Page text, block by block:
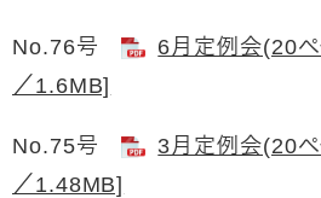
No.76号
6月定例会(20
／1.6MB]
No.75号
3月定例会(20
／1.48MB]